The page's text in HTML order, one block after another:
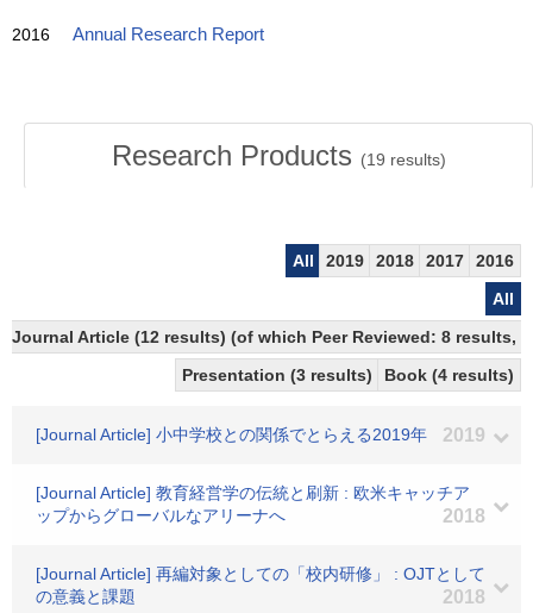
2016 Annual Research Report
Research Products (19 results)
All 2019 2018 2017
2016
All
Journal Article (12 results) (of which Peer Reviewed: 8 results,
Presentation (3 results)
Book (4 results)
[Journal Article] 小中学校との関係でとらえる2019年 2019
[Journal Article] 教育経営学の伝統と刷新 : 欧米キャッチア
ップからグローバルなアリーナへ
2018
[Journal Article] 再編対象としての「校内研修」 : OJTとして
の意義と課題
2018